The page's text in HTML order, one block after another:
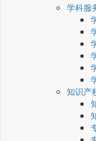
学科服
知识产